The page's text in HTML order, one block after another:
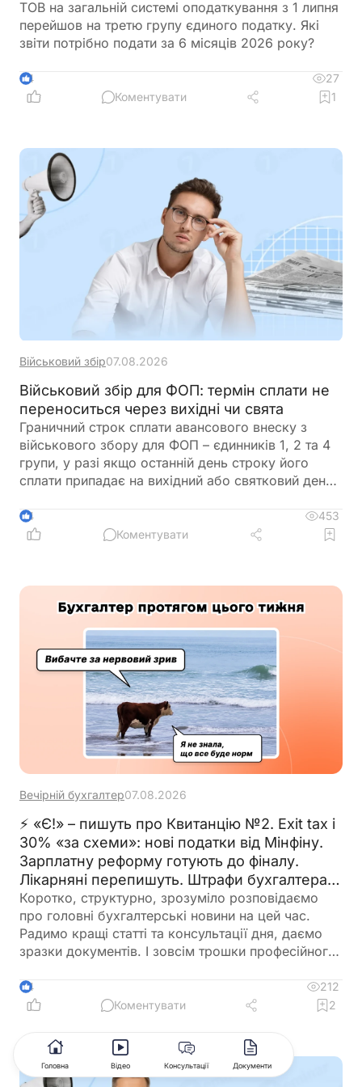
ТОВ на загальній системі оподаткування з 1 липня
перейшов на третю групу єдиного податку. Які
звіти потрібно подати за 6 місяців 2026 року?
4
27
Коментувати
1
Військовий збір07.08.2026
Військовий збір для ФОП: термін сплати не
переноситься через вихідні чи свята
Граничний строк сплати авансового внеску з
військового збору для ФОП – єдинників 1, 2 та 4
групи, у разі якщо останній день строку його
сплати припадає на вихідний або святковий день,
за вихідним або святковим днем
4
453
Коментувати
Вечірній бухгалтер07.08.2026
⚡ «Є!» – пишуть про Квитанцію №2. Exit tax і
30% «за схеми»: нові податки від Мінфіну.
Зарплатну реформу готують до фіналу.
Лікарняні перепишуть. Штрафи бухгалтерам
– теж. 🙋‍♀️ Вечірній бухгалтер від 07.08.2026
Коротко, структурно, зрозуміло розповідаємо
про головні бухгалтерські новини на цей час.
Радимо кращі статті та консультації дня, даємо
зразки документів. І зовсім трошки професійного
4
212
Коментувати
2
Головна Відео Консультації Документи